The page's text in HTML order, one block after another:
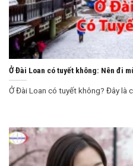
Ở Đài Loan có tuyết không: Nên đi
Ở Đài Loan có tuyết không? Đây là